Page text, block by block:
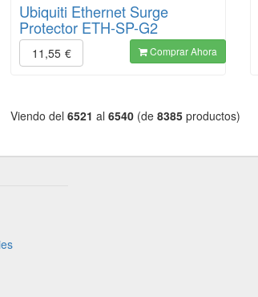
Ubiquiti Ethernet Surge
Protector ETH-SP-G2
11,55 € Comprar Ahora
Viendo del 6521 al 6540 (de 8385 productos)